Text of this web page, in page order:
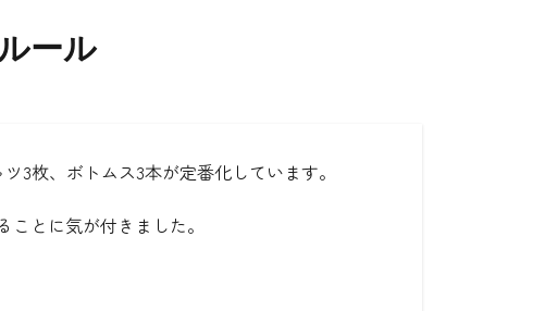
ール
3枚、ボトムス3本が定番化しています。
とに気が付きました。